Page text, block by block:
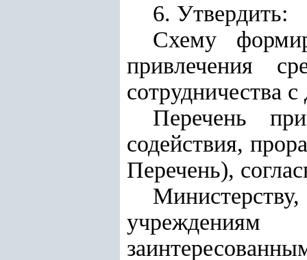
6. Утвердить:
Схему
привлечения
сотрудничества
Перечень
содействия,
Перечень),